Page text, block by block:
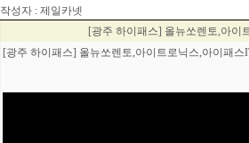
작성자 : 제일카넷
[광주 하이패스] 올뉴쏘렌토,아이
[광주 하이패스] 올뉴쏘렌토,아이트로닉스,아이패